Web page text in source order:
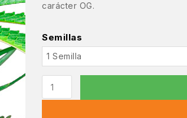
carácter OG.
Semillas